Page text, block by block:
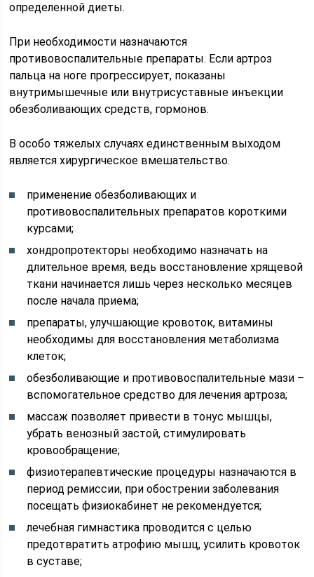
определенной диеты.
При необходимости назначаются
противовоспалительные препараты. Если артроз
пальца на ноге прогрессирует, показаны
внутримышечные или внутрисуставные инъекции
обезболивающих средств, гормонов.
В особо тяжелых случаях единственным выходом
является хирургическое вмешательство.
применение обезболивающих и
противовоспалительных препаратов короткими
курсами;
хондропротекторы необходимо назначать на
длительное время, ведь восстановление хрящевой
ткани начинается лишь через несколько месяцев
после начала приема;
препараты, улучшающие кровоток, витамины
необходимы для восстановления метаболизма
клеток;
обезболивающие и противовоспалительные мази –
вспомогательное средство для лечения артроза;
массаж позволяет привести в тонус мышцы,
убрать венозный застой, стимулировать
кровообращение;
физиотерапевтические процедуры назначаются в
период ремиссии, при обострении заболевания
посещать физиокабинет не рекомендуется;
лечебная гимнастика проводится с целью
предотвратить атрофию мышц, усилить кровоток
в суставе;